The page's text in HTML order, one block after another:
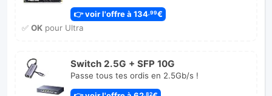
👉 voir l'offre à 134 ,99€
✅ OKpour Ultra
Switch 2.5G + SFP 10G
Passe tous tes ordis en 2.5Gb/s !
,82